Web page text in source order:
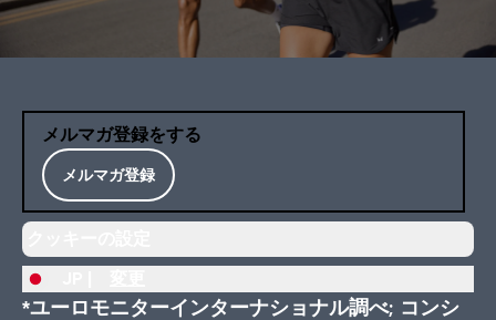
メルマガ登録をする
メルマガ登録
*ユーロモニターインターナショナル調べ; コンシ